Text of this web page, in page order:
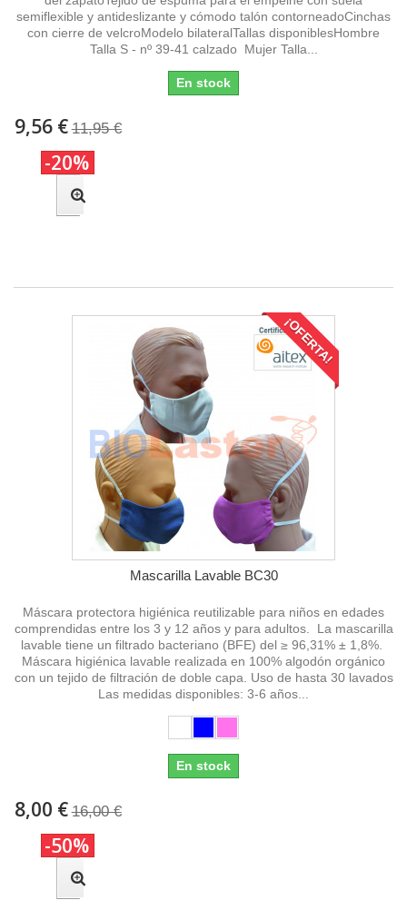
semiflexible y antideslizante y cómodo talón contorneadoCinchas
con cierre de velcroModelo bilateralTallas disponiblesHombre
Talla S - nº 39-41 calzado Mujer Talla...
En stock
9,56 € 11,95 €
-20%
¡OFERTA!
Mascarilla Lavable BC30
Máscara protectora higiénica reutilizable para niños en edades
comprendidas entre los 3 y 12 años y para adultos. La mascarilla
lavable tiene un filtrado bacteriano (BFE) del ≥ 96,31% ± 1,8%.
Máscara higiénica lavable realizada en 100% algodón orgánico
con un tejido de filtración de doble capa. Uso de hasta 30 lavados
Las medidas disponibles: 3-6 años...
En stock
8,00 € 16,00 €
-50%